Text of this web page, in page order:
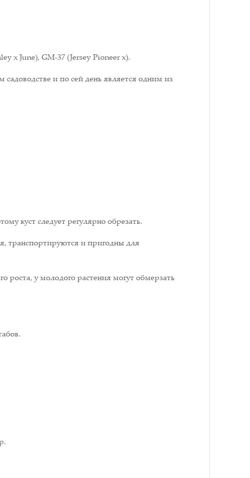
x June), GM-37 (Jersey Pioneer x).
и по сей день является одним из
куст следует регулярно обрезать.
транспортируются и пригодны для
роста, у молодого растения могут обмерзать